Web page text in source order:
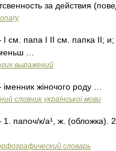
за действия
см. папа I II см. папка II; и;
…
выражений
жіночого роду …
словник української мови
папоч/к/а¹, ж. (обложка).
словарь